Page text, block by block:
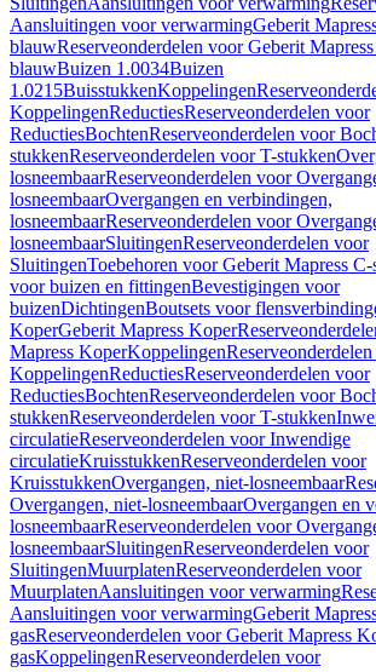
Aansluitingen voor verwarmingGeberit
blauwReserveonderdelen voor Geberit
blauwBuizen 1.0034Buizen
1.0215BuisstukkenKoppelingen
KoppelingenReductiesReserveonderdelen voor
ReductiesBochtenReserveonderdelen voor
stukkenReserveonderdelen voor T-stukken
losneembaarReserveonderdelen voor
losneembaarOvergangen en verbindingen,
losneembaarReserveonderdelen voor
losneembaarSluitingenReserveonderdelen voor
SluitingenToebehoren voor Geberit Mapress C-
voor buizen en fittingenBevestigingen voor
buizenDichtingenBoutsets voor
KoperGeberit Mapress Koper
Mapress KoperKoppelingen
KoppelingenReductiesReserveonderdelen voor
ReductiesBochtenReserveonderdelen voor
stukkenReserveonderdelen voor T-stukken
circulatieReserveonderdelen voor Inwendige
circulatieKruisstukkenReserveonderdelen voor
KruisstukkenOvergangen, niet-losneembaar
Overgangen, niet-losneembaarOvergangen en
losneembaarReserveonderdelen voor
losneembaarSluitingenReserveonderdelen voor
SluitingenMuurplatenReserveonderdelen voor
MuurplatenAansluitingen voor verwarming
Aansluitingen voor verwarmingGeberit
gasReserveonderdelen voor Geberit Mapress
gasKoppelingenReserveonderdelen voor